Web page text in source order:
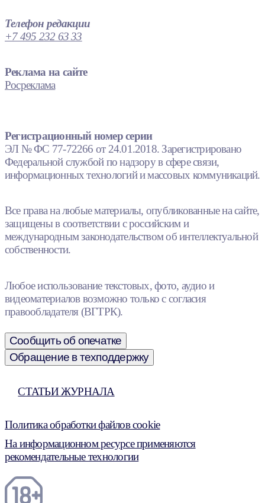
Телефон редакции
+7 495 232 63 33
Реклама на сайте
Росреклама
Регистрационный номер серии
ЭЛ № ФС 77-72266 от 24.01.2018. Зарегистрировано
Федеральной службой по надзору в сфере связи,
информационных технологий и массовых коммуникаций.
Все права на любые материалы, опубликованные на сайте,
защищены в соответствии с российским и
международным законодательством об интеллектуальной
собственности.
Любое использование текстовых, фото, аудио и
видеоматериалов возможно только с согласия
правообладателя (ВГТРК).
Сообщить об опечатке
Обращение в техподдержку
СТАТЬИ ЖУРНАЛА
Политика обработки файлов cookie
На информационном ресурсе применяются
рекомендательные технологии